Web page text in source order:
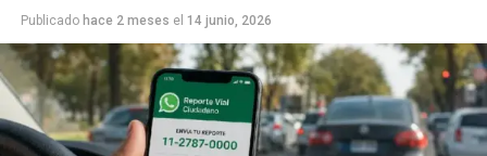
Publicado hace 2 meses el 14 junio, 2026